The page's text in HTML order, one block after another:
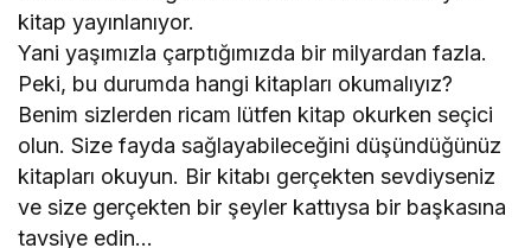
kitap yayınlanıyor.
Yani yaşımızla çarptığımızda bir milyardan fazla.
Peki, bu durumda hangi kitapları okumalıyız?
Benim sizlerden ricam lütfen kitap okurken seçici
olun. Size fayda sağlayabileceğini düşündüğünüz
kitapları okuyun. Bir kitabı gerçekten sevdiyseniz
ve size gerçekten bir şeyler kattıysa bir başkasına
tavsiye edin…